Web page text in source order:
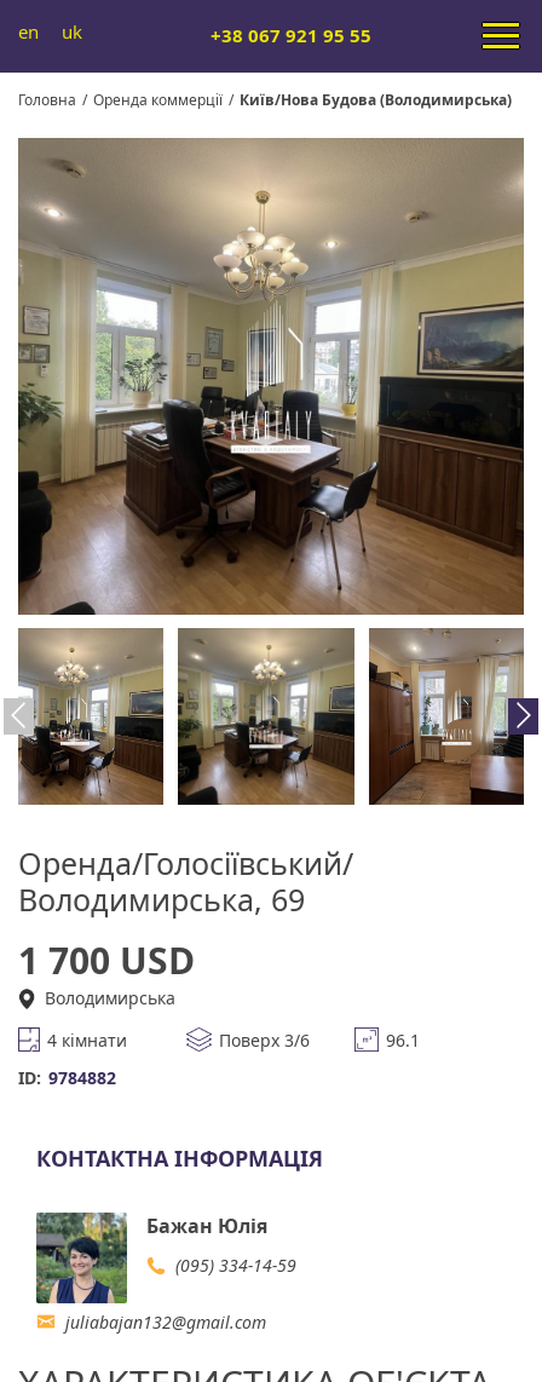
en uk +38 067 921 95 55
Головна / Оренда коммерції / Київ/Нова Будова (Володимирська)
Оренда/Голосіївський/
Володимирська, 69
1 700 USD
Володимирська
4 кімнати
Поверх 3/6
96.1
ID: 9784882
КОНТАКТНА ІНФОРМАЦІЯ
Бажан Юлія
(095) 334-14-59
juliabajan132@gmail.com